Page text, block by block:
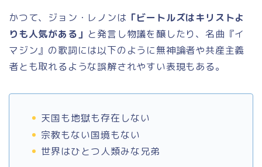
かつて、ジョン・レノンは 「ビートルズはキリストよ
りも人気がある」 と発言し物議を醸したり、名曲『イ
マジン』の歌詞には以下のように無神論者や共産主義
者とも取れるような誤解されやすい表現もある。
天国も地獄も存在しない
宗教もない国境もない
世界はひとつ人類みな兄弟